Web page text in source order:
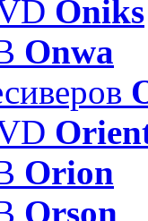
Oniks
Onwa
Orion
Orson